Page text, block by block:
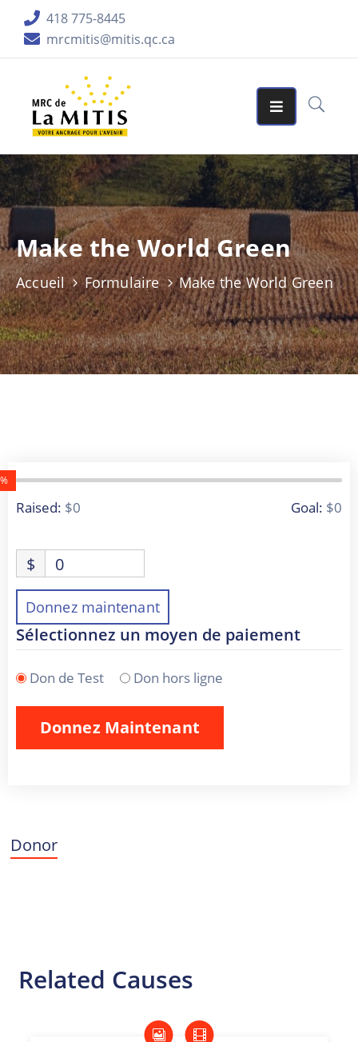
418 775-8445
mrcmitis@mitis.qc.ca
SERVICES
GRAPHIQUES
AIDES
FINANCIÈRES
PUBLICATIONS
LA
RÉGION
ACCUEIL
MRC
OFFRES
UNITÉS
INTRANET
Make the World Green
Accueil Formulaire Make the World Green
0 Donors
Raised: $0 Goal: $0
$ 0
Donnez maintenant
Sélectionnez un moyen de paiement
Don de Test Don hors ligne
Donor
Related Causes